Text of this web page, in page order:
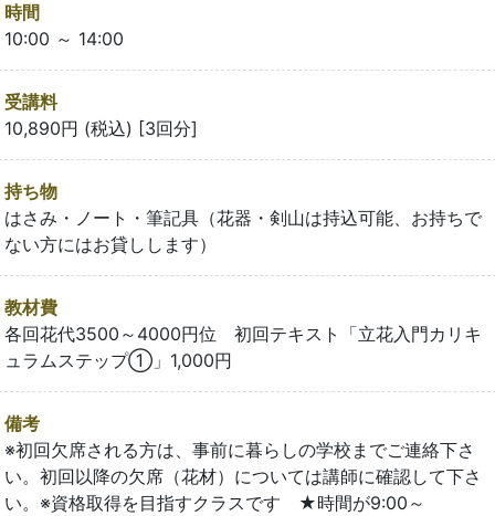
時間
10:00 ～ 14:00
受講料
10,890円 (税込) [3回分]
持ち物
はさみ・ノート・筆記具（花器・剣山は持込可能、お持ちで
ない方にはお貸しします）
教材費
各回花代3500～4000円位 初回テキスト「立花入門カリキ
ュラムステップ①」1,000円
備考
※初回欠席される方は、事前に暮らしの学校までご連絡下さ
い。初回以降の欠席（花材）については講師に確認して下さ
い。※資格取得を目指すクラスです ★時間が9:00～